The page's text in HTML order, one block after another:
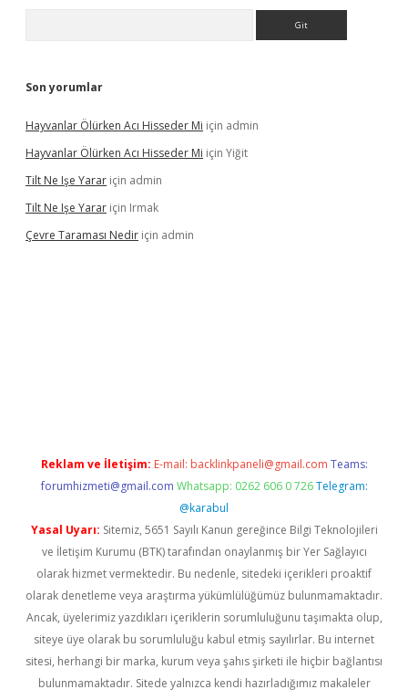
Son yorumlar
Hayvanlar Ölürken Acı Hisseder Mi için admin
Hayvanlar Ölürken Acı Hisseder Mi için Yiğit
Tilt Ne Işe Yarar için admin
Tilt Ne Işe Yarar için Irmak
Çevre Taraması Nedir için admin
Reklam ve İletişim: E-mail: backlinkpaneli@gmail.com Teams:
forumhizmeti@gmail.com Whatsapp: 0262 606 0 726 Telegram:
@karabul
Yasal Uyarı: Sitemiz, 5651 Sayılı Kanun gereğince Bilgi Teknolojileri
ve İletişim Kurumu (BTK) tarafından onaylanmış bir Yer Sağlayıcı
olarak hizmet vermektedir. Bu nedenle, sitedeki içerikleri proaktif
olarak denetleme veya araştırma yükümlülüğümüz bulunmamaktadır.
Ancak, üyelerimiz yazdıkları içeriklerin sorumluluğunu taşımakta olup,
siteye üye olarak bu sorumluluğu kabul etmiş sayılırlar. Bu internet
sitesi, herhangi bir marka, kurum veya şahıs şirketi ile hiçbir bağlantısı
bulunmamaktadır. Sitede yalnızca kendi hazırladığımız makaleler